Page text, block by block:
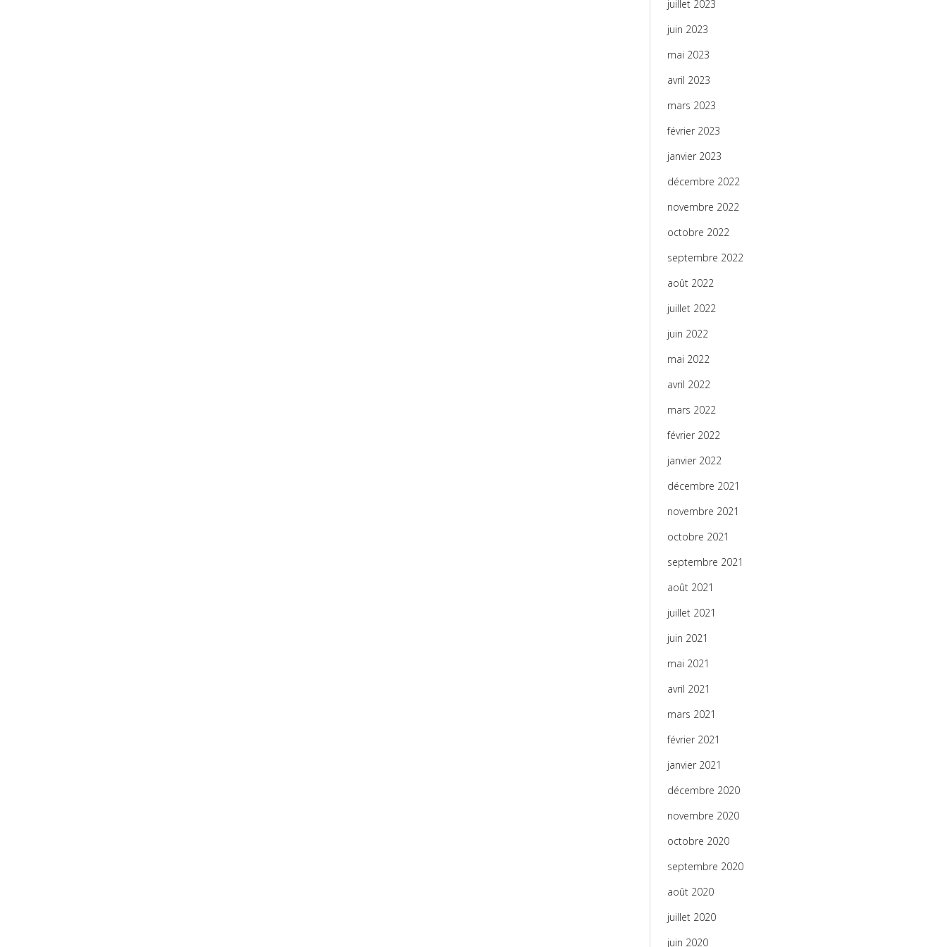
juillet 2023
juin 2023
mai 2023
avril 2023
mars 2023
février 2023
janvier 2023
décembre 2022
novembre 2022
octobre 2022
septembre 2022
août 2022
juillet 2022
juin 2022
mai 2022
avril 2022
mars 2022
février 2022
janvier 2022
décembre 2021
novembre 2021
octobre 2021
septembre 2021
août 2021
juillet 2021
juin 2021
mai 2021
avril 2021
mars 2021
février 2021
janvier 2021
décembre 2020
novembre 2020
octobre 2020
septembre 2020
août 2020
juillet 2020
juin 2020